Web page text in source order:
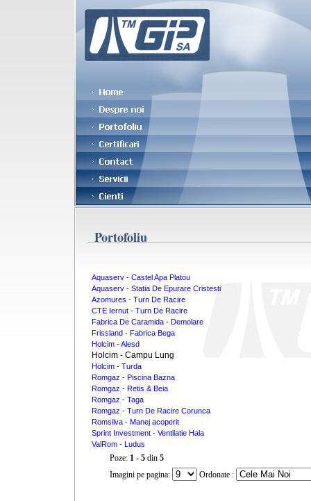
Portofoliu
Aquaserv - Castel Apa Platou
Aquaserv - Statia De Epurare Cristesti
Azomures - Turn De Racire
CTE Iernut - Turn De Racire
Fabrica De Caramida - Demolare
Frissland - Fabrica Bega
Holcim - Alesd
Holcim - Campu Lung
Holcim - Turda
Romgaz - Piscina Bazna
Romgaz - Retis & Beia
Romgaz - Taga
Romgaz - Turn De Racire Corunca
Romsilva - Manej acoperit
Sprint Investment - Ventilatie Hala
ValRom - Ludus
Poze: 1 - 5din 5
Imagini pe pagina:
Ordonate :